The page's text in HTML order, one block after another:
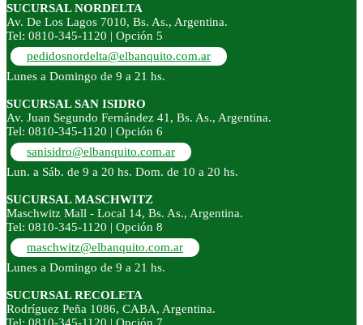
SUCURSAL NORDELTA
Av. De Los Lagos 7010, Bs. As., Argentina.
Tel: 0810-345-1120 | Opción 5
pedidosnordelta@elbanquito.com.ar
Lunes a Domingo de 9 a 21 hs.
SUCURSAL SAN ISIDRO
Av. Juan Segundo Fernández 41, Bs. As., Argentina.
Tel: 0810-345-1120 | Opción 6
sanisidro@elbanquito.com.ar
Lun. a Sáb. de 9 a 20 hs. Dom. de 10 a 20 hs.
SUCURSAL MASCHWITZ
Maschwitz Mall - Local 14, Bs. As., Argentina.
Tel: 0810-345-1120 | Opción 8
maschwitz@elbanquito.com.ar
Lunes a Domingo de 9 a 21 hs.
SUCURSAL RECOLETA
Rodríguez Peña 1086, CABA, Argentina.
Tel: 0810-345-1120 | Opción 7